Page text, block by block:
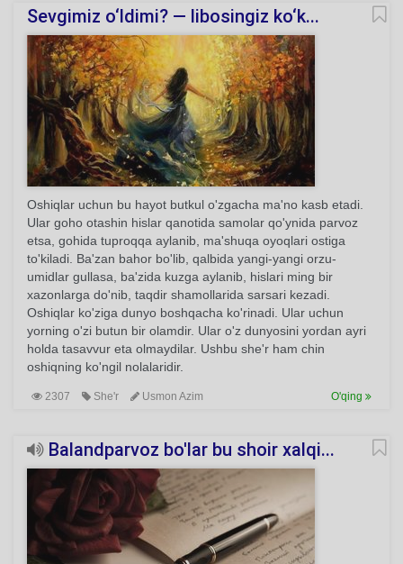
Sevgimiz o‘ldimi? — libosingiz ko‘k...
Oshiqlar uchun bu hayot butkul o'zgacha ma'no kasb etadi.
Ular goho otashin hislar qanotida samolar qo'ynida parvoz
etsa, gohida tuproqqa aylanib, ma'shuqa oyoqlari ostiga
to'kiladi. Ba'zan bahor bo'lib, qalbida yangi-yangi orzu-
umidlar gullasa, ba'zida kuzga aylanib, hislari ming bir
xazonlarga do'nib, taqdir shamollarida sarsari kezadi.
Oshiqlar ko'ziga dunyo boshqacha ko'rinadi. Ular uchun
yorning o'zi butun bir olamdir. Ular o'z dunyosini yordan ayri
holda tasavvur eta olmaydilar. Ushbu she'r ham chin
oshiqning ko'ngil nolalaridir.
2307 She'r Usmon Azim O'qing
Balandparvoz bo'lar bu shoir xalqi...